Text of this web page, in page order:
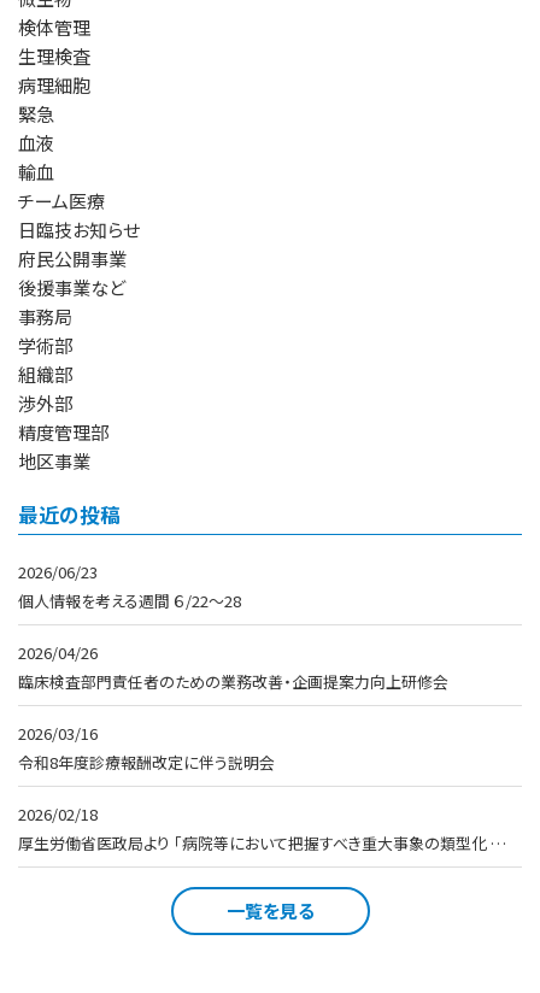
検体管理
生理検査
病理細胞
緊急
血液
輸血
チーム医療
日臨技お知らせ
府民公開事業
後援事業など
事務局
学術部
組織部
渉外部
精度管理部
地区事業
最近の投稿
2026/06/23
個人情報を考える週間 ６/22～28
2026/04/26
臨床検査部門責任者のための業務改善・企画提案力向上研修会
2026/03/16
令和8年度診療報酬改定に伴う説明会
2026/02/18
厚生労働省医政局より 「病院等において把握すべき重大事象の類型化 …
一覧を見る